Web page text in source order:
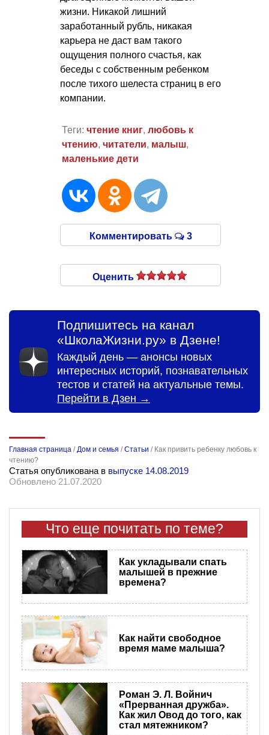
жизни. Никакой лишний
заработанный рубль, никакая
карьера не даст вам такого
ощущения полного счастья, как
беседы с собственным ребенком
после тихого шелеста страниц в его
компании.
Теги: чтение книг, любовь к
чтению, читатели, малыш,
маленькие дети
Комментировать 3
Оценить
Подпишитесь на канал
«ШколаЖизни.ру» в Дзене!
Каждый день — анонсы новых
интересных историй, познавательных
тестов и статей на актуальные темы.
Перейти в Дзен →
Главная страница /Дом и семья /Статьи / Как привить ребенку любовь к
чтению?
Статья опубликована в выпуске 14.08.2019
Обновлено 21.07.2020
Что еще почитать по теме?
Как укладывали спать
малышей в прежние
времена?
Как найти свободное
время маме малыша?
Роман Э. Л. Войнич
«Прерванная дружба».
Как жил Овод до того, как
стал мятежником?